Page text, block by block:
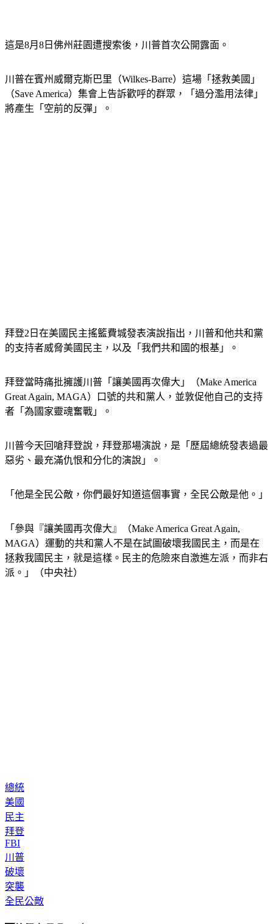
這是8月8日佛州莊園遭搜索後，川普首次公開露面。
川普在賓州威爾克斯巴里（Wilkes-Barre）這場「拯救美國」
（Save America）集會上告訴歡呼的群眾，「過分濫用法律」
將產生「空前的反彈」。
拜登2日在美國民主搖籃費城發表演說指出，川普和他共和黨
的支持者威脅美國民主，以及「我們共和國的根基」。
拜登當時痛批擁護川普「讓美國再次偉大」（Make America
Great Again, MAGA）口號的共和黨人，並敦促他自己的支持
者「為國家靈魂奮戰」。
川普今天回嗆拜登說，拜登那場演說，是「歷屆總統發表過最
惡劣、最充滿仇恨和分化的演說」。
「他是全民公敵，你們最好知道這個事實，全民公敵是他。」
「參與『讓美國再次偉大』（Make America Great Again,
MAGA）運動的共和黨人不是在試圖破壞我國民主，而是在
拯救我國民主，就是這樣。民主的危險來自激進左派，而非右
派。」（中央社）
總統
美國
民主
拜登
FBI
川普
破壞
突襲
全民公敵